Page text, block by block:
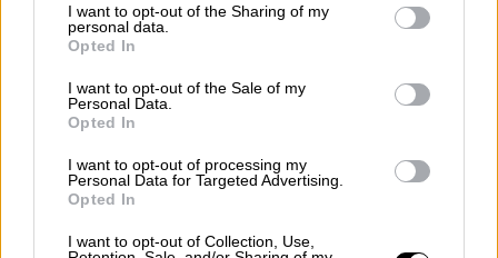
not limited to your visit or usage behaviour. You may click to
grant or deny consent to Google and its third-party tags to
use your data for below specified purposes in below Google
consent section.
I want to opt-out of the Sharing of my
personal data.
Opted In
I want to opt-out of the Sale of my
Personal Data.
Opted In
I want to opt-out of processing my
Personal Data for Targeted Advertising.
Opted In
I want to opt-out of Collection, Use,
22 ετών. Αυτό προκαλεί μεγαλύτερη...
εισροή σκάουτερ στους αγώνες μας»